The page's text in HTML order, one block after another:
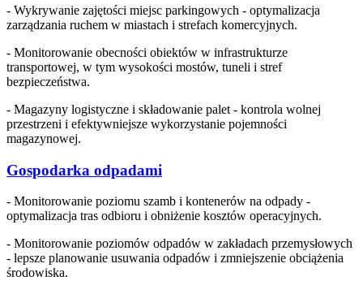
- Wykrywanie zajętości miejsc parkingowych - optymalizacja
zarządzania ruchem w miastach i strefach komercyjnych.
- Monitorowanie obecności obiektów w infrastrukturze
transportowej, w tym wysokości mostów, tuneli i stref
bezpieczeństwa.
- Magazyny logistyczne i składowanie palet - kontrola wolnej
przestrzeni i efektywniejsze wykorzystanie pojemności
magazynowej.
Gospodarka odpadami
- Monitorowanie poziomu szamb i kontenerów na odpady -
optymalizacja tras odbioru i obniżenie kosztów operacyjnych.
- Monitorowanie poziomów odpadów w zakładach przemysłowych
- lepsze planowanie usuwania odpadów i zmniejszenie obciążenia
środowiska.